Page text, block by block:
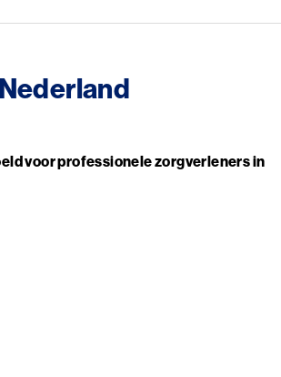
voor professionele zorgverleners in